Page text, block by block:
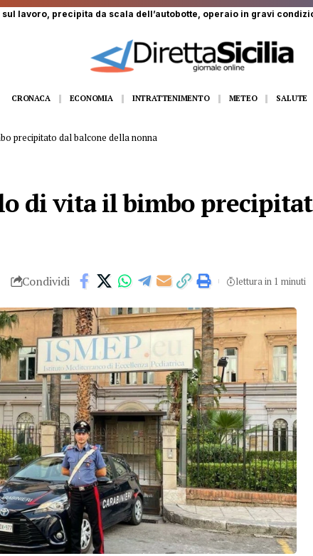
CRONACA ECONOMIA INTRATTENIMENTO METEO SALUTE
precipitato dal balcone della nonna
di vita il bimbo
Condividi lettura in 1 minuti